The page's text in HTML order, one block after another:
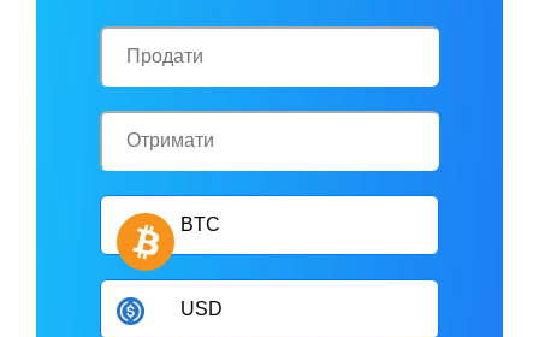
BTC
USD